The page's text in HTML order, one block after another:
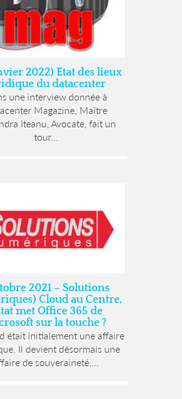
2022) Etat des lieux
du datacenter
une interview donnée à
Magazine, Maître
Iteanu, Avocate, fait un
tour...
2021 – Solutions
Cloud au Centre,
met Office 365 de
sur la touche ?
était initialement une affaire
Il devient désormais une
de souveraineté,...